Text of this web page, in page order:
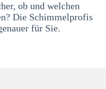
ob und welchen
Die Schimmelprofis
für Sie.